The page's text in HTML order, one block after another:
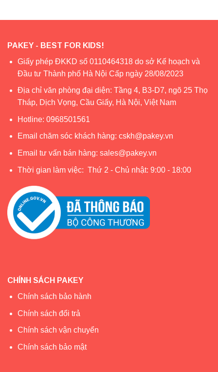
PAKEY - BEST FOR KIDS!
Giấy phép ĐKKD số 0110464318 do sở Kế hoạch và
Đầu tư Thành phố Hà Nội Cấp ngày 28/08/2023
Địa chỉ văn phòng đại diện: Tầng 4, B3-D7, ngõ 25 Thọ
Tháp, Dịch Vọng, Cầu Giấy, Hà Nội, Việt Nam
Hotline: 0968501561
Email chăm sóc khách hàng: cskh@pakey.vn
Email tư vấn bán hàng: sales@pakey.vn
Thời gian làm việc: Thứ 2 - Chủ nhật: 9:00 - 18:00
CHÍNH SÁCH PAKEY
Chính sách bảo hành
Chính sách đổi trả
Chính sách vận chuyển
Chính sách bảo mật